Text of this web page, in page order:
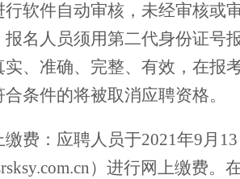
软件自动审核，未经审核或
名人员须用第二代身份证号
、准确、完整、有效，在报
条件的将被取消应聘资格。
缴费： 应聘人员于2021年9月
）进行网上缴费